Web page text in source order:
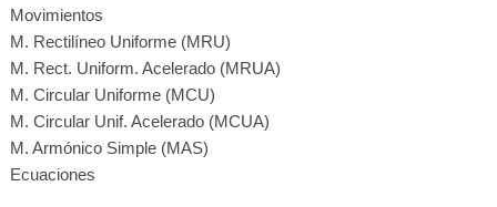
Movimientos
M. Rectilíneo Uniforme (MRU)
M. Rect. Uniform. Acelerado (MRUA)
M. Circular Uniforme (MCU)
M. Circular Unif. Acelerado (MCUA)
M. Armónico Simple (MAS)
Ecuaciones